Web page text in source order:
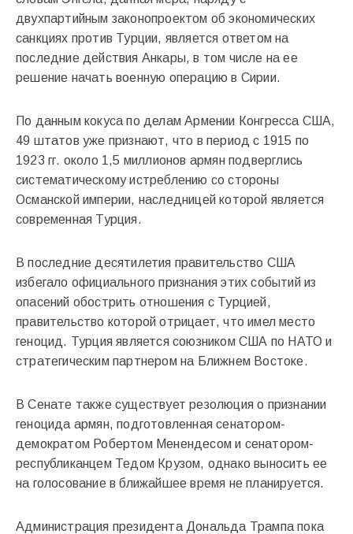
двухпартийным законопроектом об экономических
санкциях против Турции, является ответом на
последние действия Анкары, в том числе на ее
решение начать военную операцию в Сирии.
По данным кокуса по делам Армении Конгресса США,
49 штатов уже признают, что в период с 1915 по
1923 гг. около 1,5 миллионов армян подверглись
систематическому истреблению со стороны
Османской империи, наследницей которой является
современная Турция.
В последние десятилетия правительство США
избегало официального признания этих событий из
опасений обострить отношения с Турцией,
правительство которой отрицает, что имел место
геноцид. Турция является союзником США по НАТО и
стратегическим партнером на Ближнем Востоке.
В Сенате также существует резолюция о признании
геноцида армян, подготовленная сенатором-
демократом Робертом Менендесом и сенатором-
республиканцем Тедом Крузом, однако выносить ее
на голосование в ближайшее время не планируется.
Администрация президента Дональда Трампа пока